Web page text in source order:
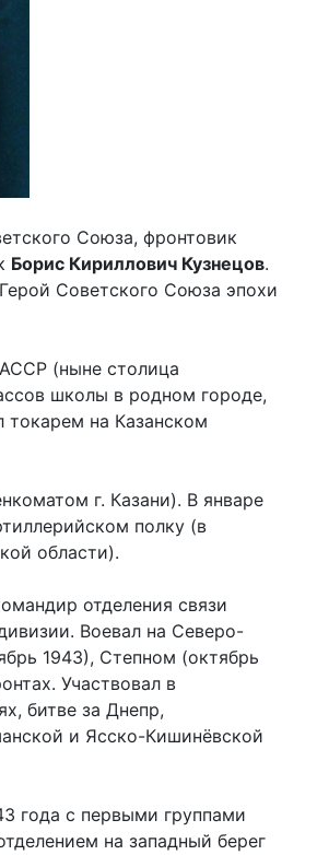
Союза, фронтовик
Борис Кириллович Кузнецов.
Советского Союза эпохи
(ныне столица
школы в родном городе,
токарем на Казанском
г. Казани). В январе
полку (в
области).
отделения связи
Воевал на Северо-
1943), Степном (октябрь
Участвовал в
битве за Днепр,
и Ясско-Кишинёвской
года с первыми группами
на западный берег